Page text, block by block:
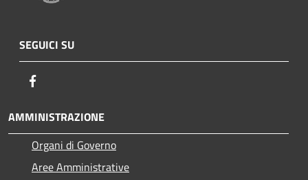
SEGUICI SU
AMMINISTRAZIONE
Organi di Governo
Aree Amministrative